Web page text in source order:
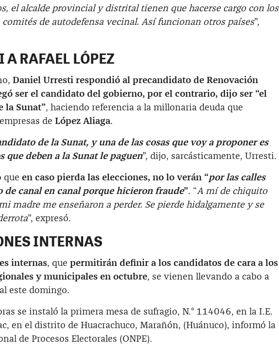
el alcalde provincial y distrital tienen que hacerse cargo con los
comités de autodefensa vecinal. Así funcionan otros países”,
A RAFAEL LÓPEZ
Daniel Urresti respondió al precandidato de Renovación
ser el candidato del gobierno, por el contrario, dijo ser “el
la Sunat”, haciendo referencia a la millonaria deuda que
de López Aliaga.
de la Sunat, y una de las cosas que voy a proponer es
que deben a la Sunat le paguen”, dijo, sarcásticamente, Urresti.
que en caso pierda las elecciones, no lo verán “por las calles
de canal en canal porque hicieron fraude”. “A mí de chiquito
madre me enseñaron a perder. Se pierde hidalgamente y se
”, expresó.
INTERNAS
internas, que permitirán definir a los candidatos de cara a los
y municipales en octubre, se vienen llevando a cabo a
este domingo.
se instaló la primera mesa de sufragio, N.° 114046, en la I.E.
en el distrito de Huacrachuco, Marañón, (Huánuco), informó la
de Procesos Electorales (ONPE).